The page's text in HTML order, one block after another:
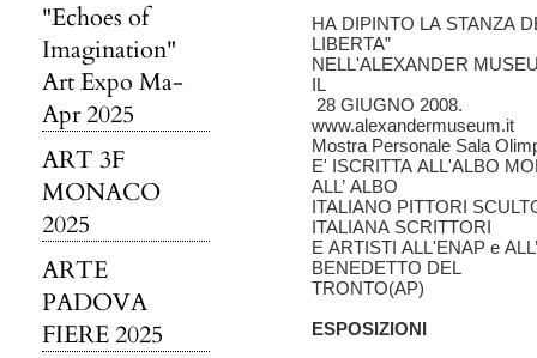
"Echoes of
Imagination"
Art Expo Ma-
Apr 2025
ART 3F
MONACO
2025
ARTE
PADOVA
FIERE 2025
HA DIPINTO LA STANZA
LIBERTA”
NELL'ALEXANDER
IL
28 GIUGNO 2008.
www.alexandermuseum.it
Mostra Personale Sala
E' ISCRITTA ALL'ALBO
ALL’ ALBO
ITALIANO PITTORI
ITALIANA SCRITTORI
E ARTISTI ALL'ENAP e
BENEDETTO DEL
TRONTO(AP)
ESPOSIZIONI